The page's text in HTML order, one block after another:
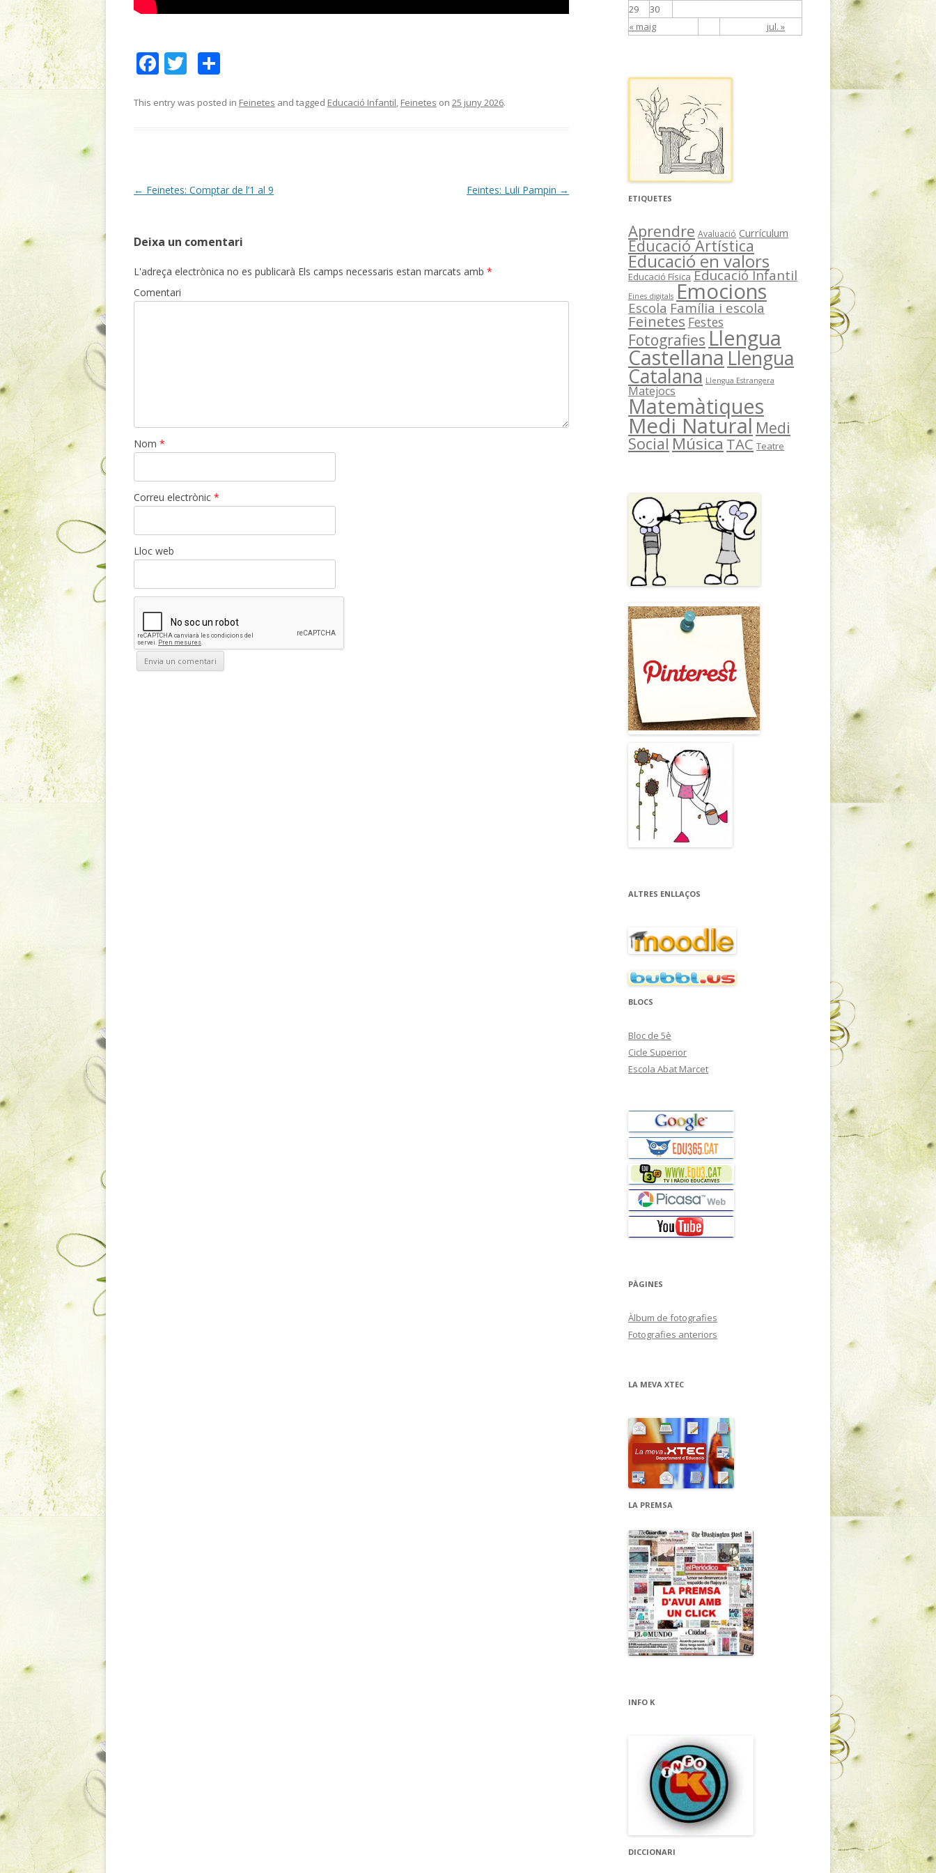
F
e
k
T
itt m
ix
This entry was posted in Feinetes and tagged Educació Infantil, Feinetes on 25 juny 2026.
Post
← Feinetes: Comptar de l’1 al 9 Feintes: Luli Pampin →
Deixa un comentari
L'adreça electrònica no es publicarà Els camps necessaris estan marcats amb *
Comentari
Nom *
Correu electrònic *
Lloc web
« maig jul. »
29
30
ETIQUETES
Aprendre Avaluació Currículum
Educació Artística
Educació en valors
Educació Física Educació Infantil
Eines digitals Emocions
Escola Família i escola
Feinetes Festes
FotografiesLlengua
CastellanaLlengua
Catalana Llengua Estrangera
Matejocs
Matemàtiques
Medi Natural Medi
Social MúsicaTAC Teatre
ALTRES ENLLAÇOS
BLOCS
Bloc de 5è
Cicle Superior
Escola Abat Marcet
PÀGINES
Àlbum de fotografies
Fotografies anteriors
LA MEVA XTEC
LA PREMSA
INFO K
DICCIONARI